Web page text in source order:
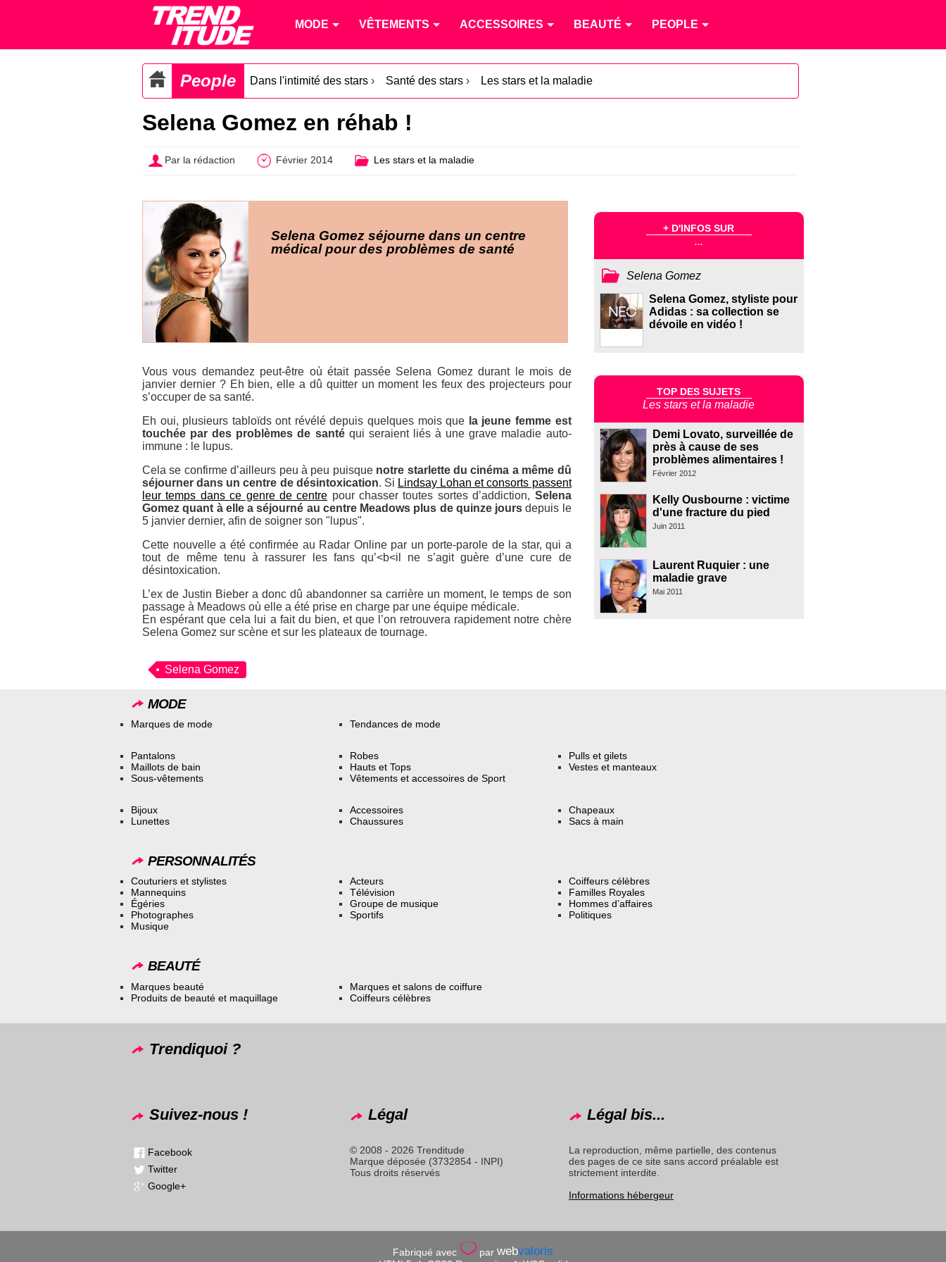
MODE VÊTEMENTS ACCESSOIRES BEAUTÉ PEOPLE
People Dans l'intimité des stars › Santé des stars › Les stars et la maladie
Selena Gomez en réhab !
Par la rédaction Février 2014 Les stars et la maladie
Selena Gomez séjourne dans un centre
médical pour des problèmes de santé
Vous vous demandez peut-être où était passée Selena Gomez durant le mois de
janvier dernier ? Eh bien, elle a dû quitter un moment les feux des projecteurs pour
s’occuper de sa santé.
Eh oui, plusieurs tabloïds ont révélé depuis quelques mois que la jeune femme est
touchée par des problèmes de santéqui seraient liés à une grave maladie auto-
immune : le lupus.
Cela se confirme d’ailleurs peu à peu puisque notre starlette du cinéma a même dû
séjourner dans un centre de désintoxication. Si Lindsay Lohan et consorts passent
leur temps dans ce genre de centre pour chasser toutes sortes d’addiction, Selena
Gomez quant à elle a séjourné au centre Meadows plus de quinze jours depuis le
5 janvier dernier, afin de soigner son "lupus".
Cette nouvelle a été confirmée au Radar Online par un porte-parole de la star, qui a
tout de même tenu à rassurer les fans qu’<b<il ne s’agit guère d’une cure de
désintoxication.
L’ex de Justin Bieber a donc dû abandonner sa carrière un moment, le temps de son
passage à Meadows où elle a été prise en charge par une équipe médicale.
En espérant que cela lui a fait du bien, et que l’on retrouvera rapidement notre chère
Selena Gomez sur scène et sur les plateaux de tournage.
Selena Gomez
+ D'INFOS SUR
...
Selena Gomez
Selena Gomez, styliste pour
Adidas : sa collection se
dévoile en vidéo !
TOP DES SUJETS
Les stars et la maladie
Demi Lovato, surveillée de
près à cause de ses
problèmes alimentaires !
Février 2012
Kelly Ousbourne : victime
d'une fracture du pied
Juin 2011
Laurent Ruquier : une
maladie grave
Mai 2011
MODE
Marques de mode Tendances de mode
Pantalons
Maillots de bain
Sous-vêtements
Robes
Hauts et Tops
Vêtements et accessoires de Sport
Pulls et gilets
Vestes et manteaux
Bijoux
Lunettes
Accessoires
Chaussures
Chapeaux
Sacs à main
PERSONNALITÉS
Couturiers et stylistes
Mannequins
Égéries
Photographes
Musique
Acteurs
Télévision
Groupe de musique
Sportifs
Coiffeurs célèbres
Familles Royales
Hommes d’affaires
Politiques
BEAUTÉ
Marques beauté
Produits de beauté et maquillage
Marques et salons de coiffure
Coiffeurs célèbres
Trendiquoi ?
Suivez-nous !
Facebook
Twitter
Google+
Légal
© 2008 - 2026 Trenditude
Marque déposée (3732854 - INPI)
Tous droits réservés
Légal bis...
La reproduction, même partielle, des contenus
des pages de ce site sans accord préalable est
strictement interdite.
Informations hébergeur
Fabriqué avec par webvaloris